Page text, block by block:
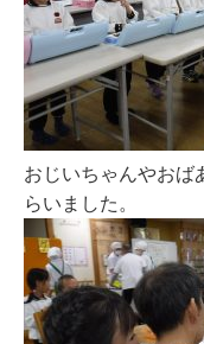
おじいちゃんやおば
らいました。